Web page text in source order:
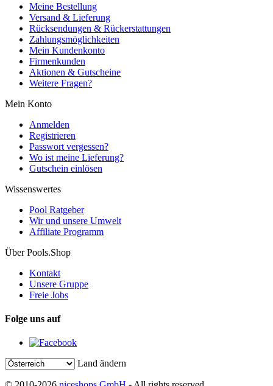
Meine Bestellung
Versand & Lieferung
Rücksendungen & Rückerstattungen
Zahlungsmöglichkeiten
Mein Kundenkonto
Firmenkunden
Aktionen & Gutscheine
Weitere Fragen?
Mein Konto
Anmelden
Registrieren
Passwort vergessen?
Wo ist meine Lieferung?
Gutschein einlösen
Wissenswertes
Pool Ratgeber
Wir und unsere Umwelt
Affiliate Programm
Über Pools.Shop
Kontakt
Unsere Gruppe
Freie Jobs
Folge uns auf
Land ändern